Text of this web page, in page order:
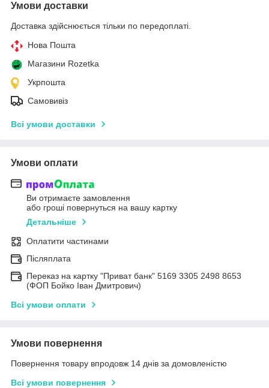
Умови доставки
Доставка здійснюється тільки по передоплаті.
Нова Пошта
Магазини Rozetka
Укрпошта
Самовивіз
Всі умови доставки
Умови оплати
Ви отримаєте замовлення
або гроші повернуться на вашу картку
Детальніше
Оплатити частинами
Післяплата
Переказ на картку "Приват банк" 5169 3305 2498 8653
(ФОП Бойко Іван Дмитрович)
Всі умови оплати
Умови повернення
Повернення товару впродовж 14 днів за домовленістю
Всі умови повернення